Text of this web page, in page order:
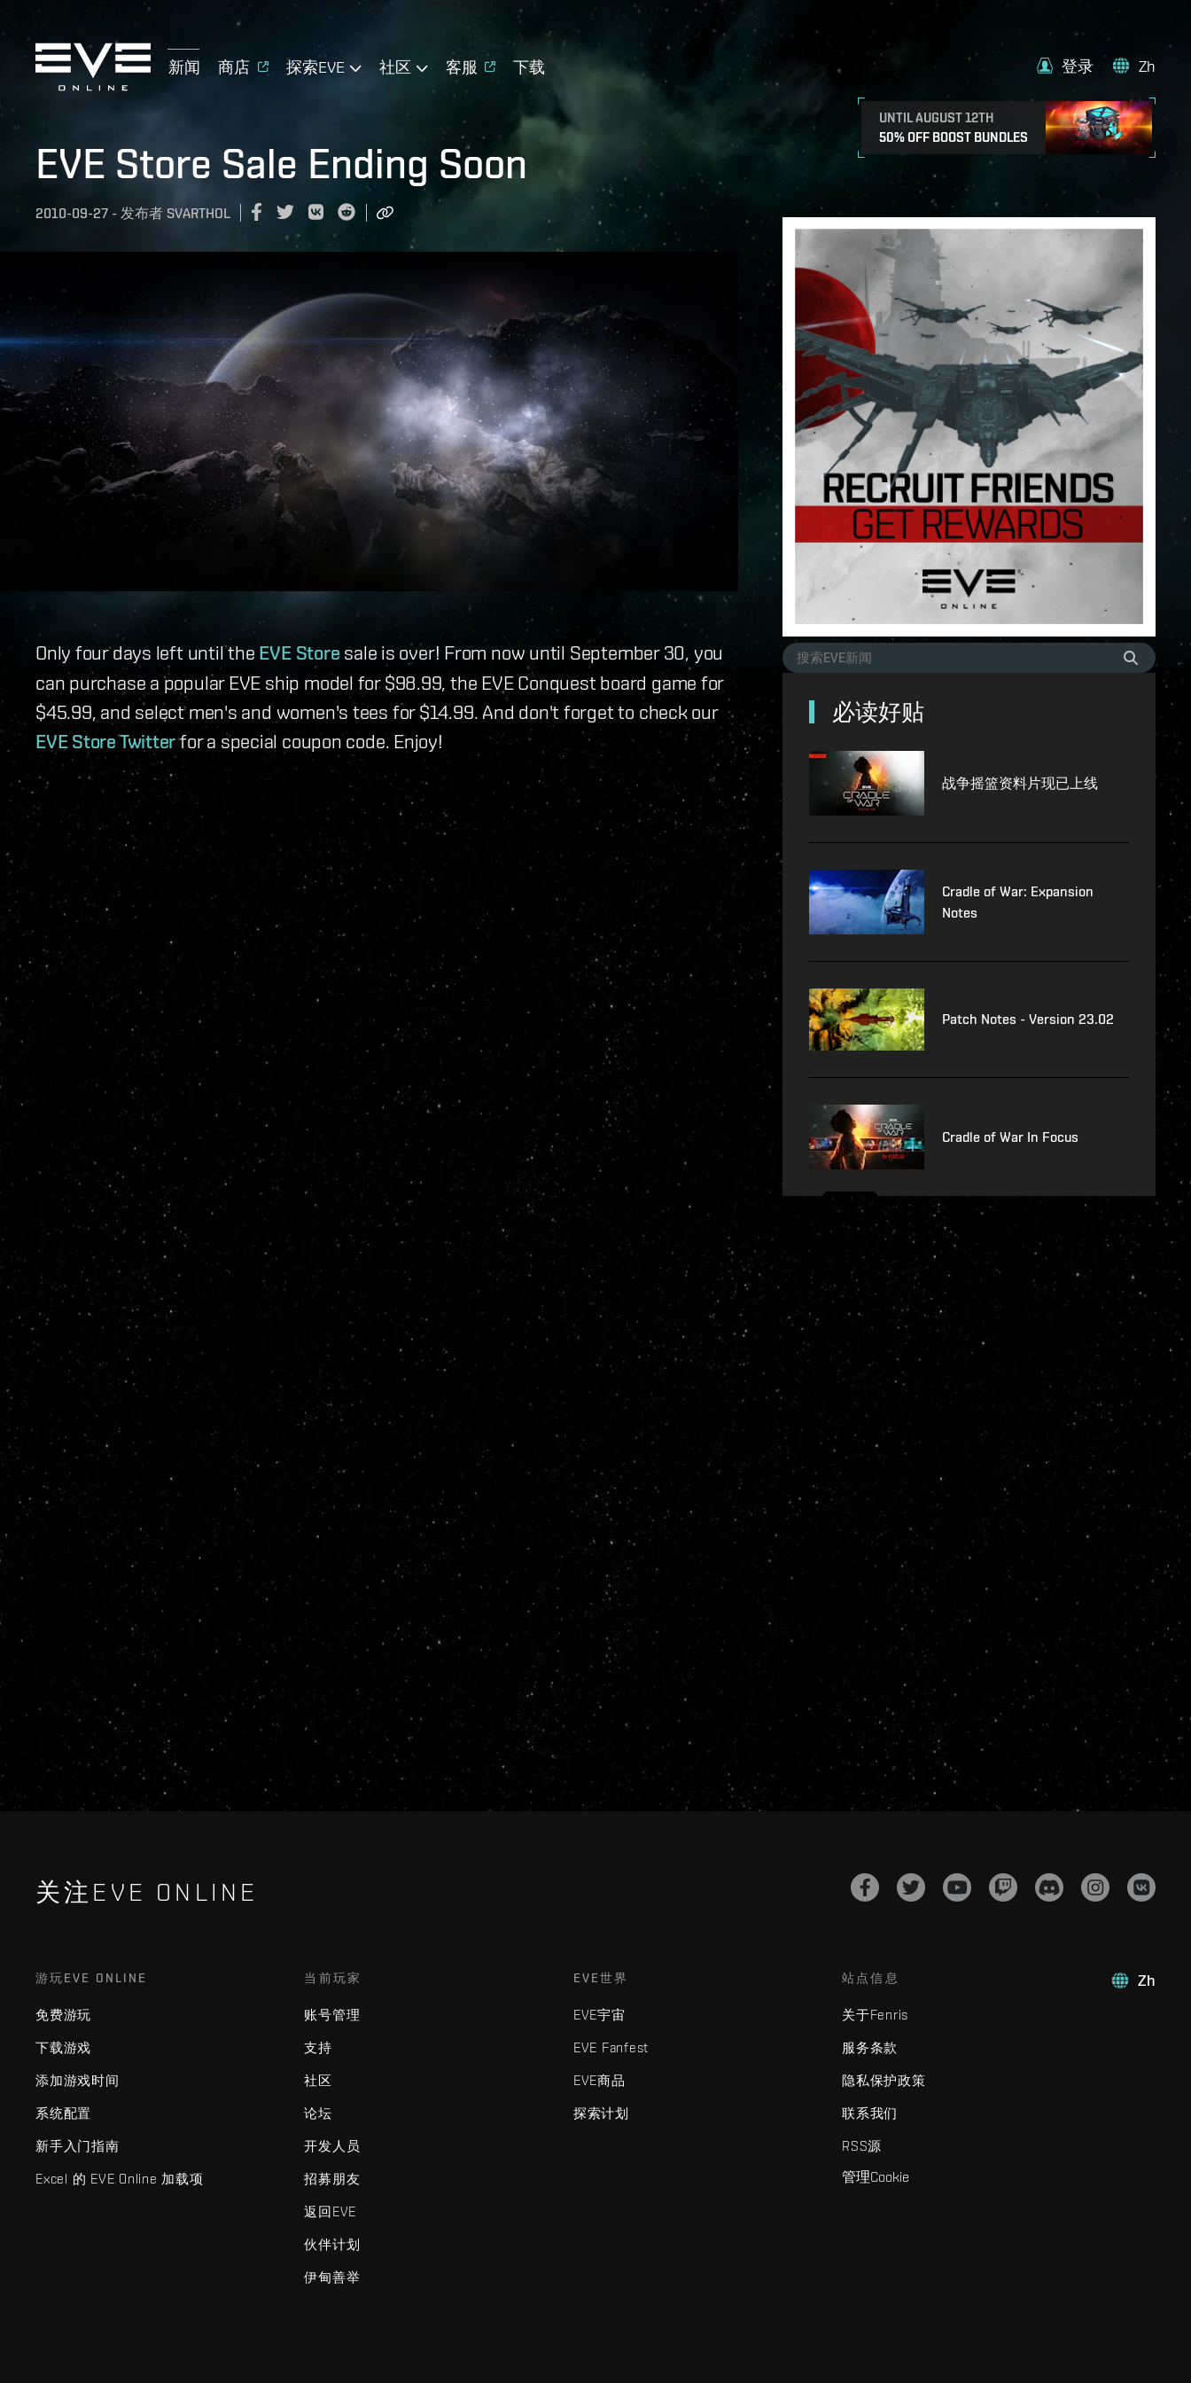
新闻 商店 探索EVE 社区 客服 下载
UNTIL AUGUST 12TH
50% OFF BOOST BUNDLES
登录 Zh
EVE Store Sale Ending Soon
2010-09-27 - 发布者 SVARTHOL
Only four days left until the EVE Store sale is over! From now until September 30, you
can purchase a popular EVE ship model for $98.99, the EVE Conquest board game for
$45.99, and select men's and women's tees for $14.99. And don't forget to check our
EVE Store Twitterfor a special coupon code. Enjoy!
必读好贴
战争摇篮资料片现已上线
Cradle of War: Expansion
Notes
Patch Notes - Version 23.02
Cradle of War In Focus
关注EVE ONLINE
Zh
游玩EVE ONLINE
免费游玩
下载游戏
添加游戏时间
系统配置
新手入门指南
Excel 的 EVE Online 加载项
当前玩家
账号管理
支持
社区
论坛
开发人员
招募朋友
返回EVE
伙伴计划
伊甸善举
EVE世界
EVE宇宙
EVE Fanfest
EVE商品
探索计划
站点信息
关于Fenris
服务条款
隐私保护政策
联系我们
RSS源
管理Cookie